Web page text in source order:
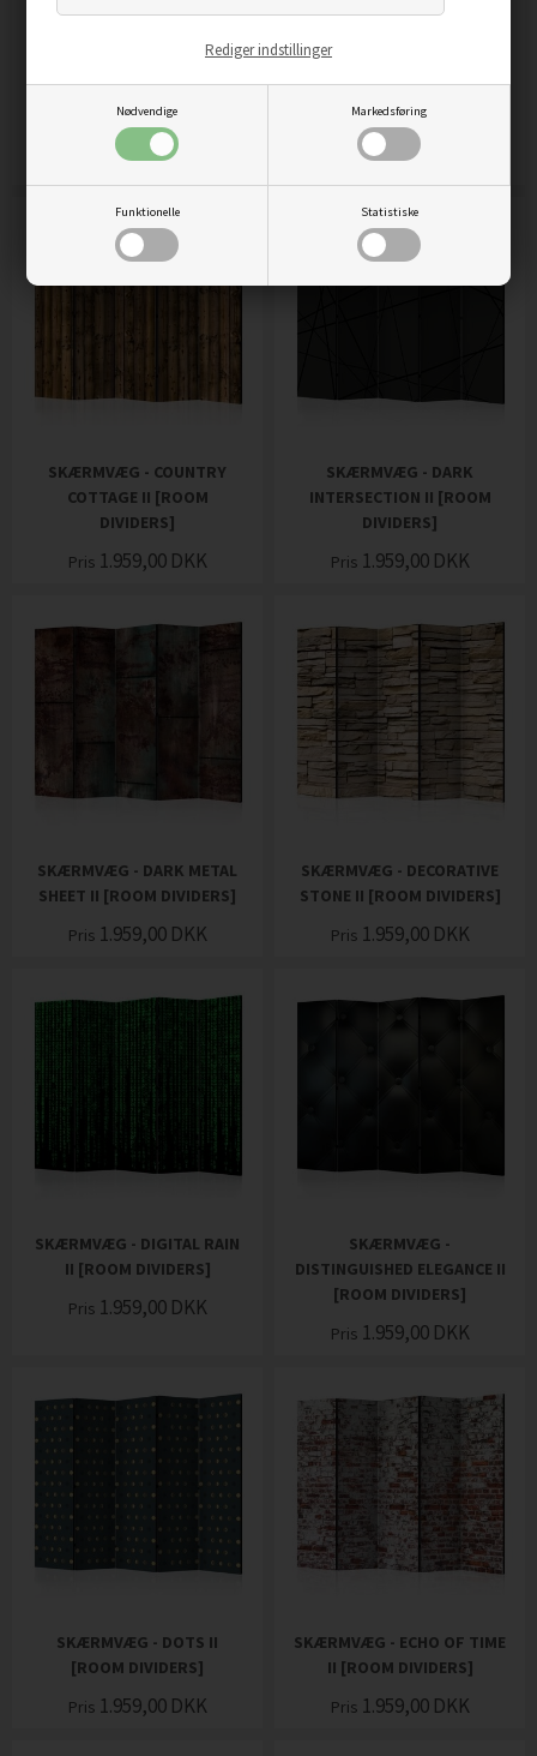
Nødvendige Markedsføring
Funktionelle Statistiske
Rediger indstillinger
DIVIDERS]
1.959,00DKK
Pris1.959,00
SKÆRMVÆG - COUNTRY
COTTAGE II [ROOM
DIVIDERS]
Pris 1.959,00 DKK
SKÆRMVÆG - DARK
INTERSECTION II [ROOM
DIVIDERS]
Pris 1.959,00 DKK
SKÆRMVÆG - DARK METAL
SHEET II [ROOM DIVIDERS]
Pris 1.959,00 DKK
SKÆRMVÆG - DECORATIVE
STONE II [ROOM DIVIDERS]
Pris 1.959,00 DKK
SKÆRMVÆG - DIGITAL RAIN
II [ROOM DIVIDERS]
Pris 1.959,00 DKK
SKÆRMVÆG -
DISTINGUISHED ELEGANCE II
[ROOM DIVIDERS]
Pris 1.959,00 DKK
SKÆRMVÆG - DOTS II
[ROOM DIVIDERS]
Pris 1.959,00 DKK
SKÆRMVÆG - ECHO OF TIME
II [ROOM DIVIDERS]
Pris 1.959,00 DKK